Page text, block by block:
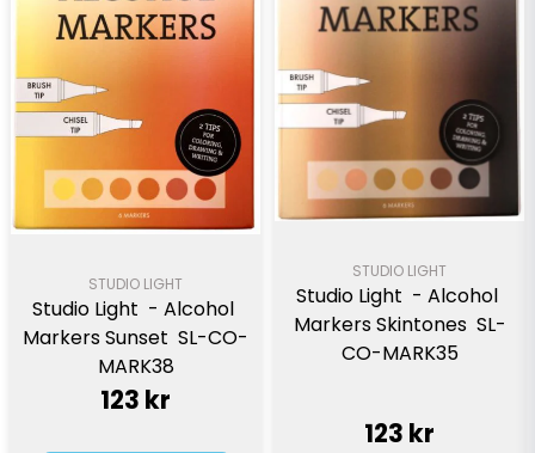
STUDIO LIGHT
Studio Light  - Alcohol
Markers Sunset  SL-CO-
MARK38
123 kr
STUDIO LIGHT
Studio Light  - Alcohol
Markers Skintones  SL-
CO-MARK35
123 kr